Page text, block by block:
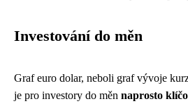
Investování do měn
Graf euro dolar, neboli graf vývoje
je pro investory do měn naprosto